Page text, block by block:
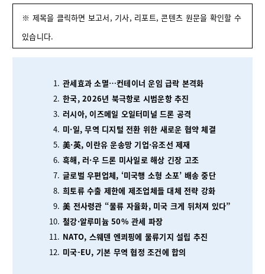
※ 제목을 클릭하면 보고서, 기사, 리포트, 콘텐츠 원문을 확인할 수
있습니다.
관세효과 소멸…컨테이너 운임 급락 본격화
한국, 2026년 북극항로 시범운항 추진
러시아, 이즈메일 오일터미널 드론 공격
미·일, 무역 디지털 전환 위한 새로운 협약 체결
美·英, 이란유 운송망 기업·유조선 제재
흑해, 러·우 드론 미사일로 해상 긴장 고조
글로벌 우편업체, ‘미국행 소형 소포’ 배송 중단
희토류 수출 제한에 제조업체들 대체 전략 강화
美 전사령관 “물류 자율화, 미국 크게 뒤처져 있다”
철강·알루미늄 50% 관세 파장
NATO, 스웨덴 엔쾨핑에 물류기지 설립 추진
미국-EU, 기본 무역 협정 조건에 합의